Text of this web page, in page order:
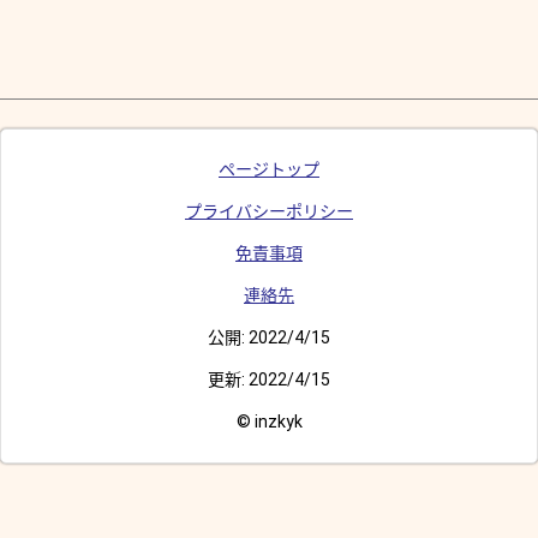
ページトップ
プライバシーポリシー
免責事項
連絡先
公開: 2022/4/15
更新: 2022/4/15
© inzkyk